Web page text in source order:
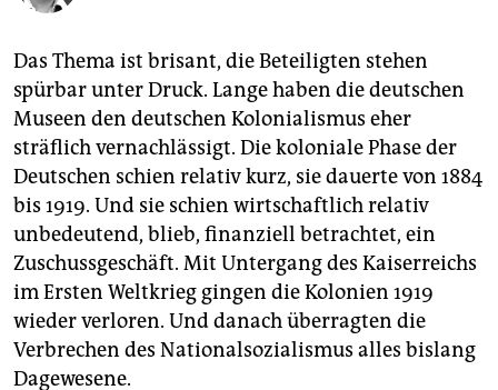
abo
genossenschaft
epaper login
Das Thema ist brisant, die Beteiligten stehen
spürbar unter Druck. Lange haben die deutschen
Museen den deutschen Kolonialismus eher
sträflich vernachlässigt. Die koloniale Phase der
Deutschen schien relativ kurz, sie dauerte von 1884
bis 1919. Und sie schien wirtschaftlich relativ
unbedeutend, blieb, finanziell betrachtet, ein
Zuschussgeschäft. Mit Untergang des Kaiserreichs
im Ersten Weltkrieg gingen die Kolonien 1919
wieder verloren. Und danach überragten die
Verbrechen des Nationalsozialismus alles bislang
Dagewesene.